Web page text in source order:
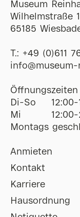
Museum
Wilhelmstraße 1
65185
T.: +49 (0)611
ofni@museum-
Öffnungszeiten
Di-So
Mi
Montags
Anmieten
Kontakt
Karriere
Hausordnung